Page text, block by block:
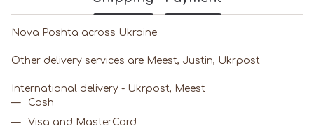
Nova Poshta across Ukraine
Other delivery services are Meest, Justin, Ukrpost
International delivery - Ukrpost, Meest
Cash
Visa and MasterCard